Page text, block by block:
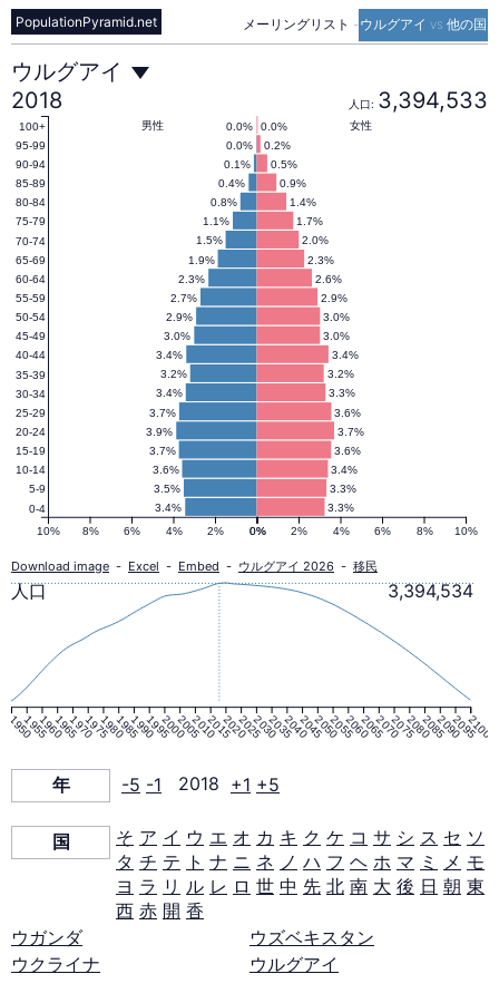
メーリングリスト - ウルグアイ vs 他の国
PopulationPyramid.net
ウ
ル
グ
ア
イ
の
人
口
ピ
ミ
ッ
ド
2018
年
ウルグアイ
2018
人口: 3,394,533
3.3%
3.4%
3.3%
3.5%
3.4%
3.6%
3.6%
3.7%
3.7%
3.9%
3.6%
3.7%
3.3%
3.4%
3.2%
3.2%
3.4%
3.4%
3.0%
3.0%
3.0%
2.9%
2.9%
2.7%
2.6%
2.3%
2.3%
1.9%
2.0%
1.5%
1.7%
1.1%
1.4%
0.8%
0.9%
0.4%
0.5%
0.1%
0.2%
0.0%
0.0%
0.0% 女性
男性
0% 2% 4% 6% 8% 10%
10% 8% 6% 4% 2% 0%
0-4
5-9
10-14
15-19
20-24
25-29
30-34
35-39
40-44
45-49
50-54
55-59
60-64
65-69
70-74
75-79
80-84
85-89
90-94
95-99
100+
Download image - Excel - Embed - ウルグアイ 2026 - 移民
1950195519601965197019751980198519901995200020052010201520202025203020352040204520502055206020652070207520802085209020952100
3,394,534
人口
年 -5 -1 2018 +1 +5
国 そ ア イ ウ エ オ カ キ ク ケ コ サ シ ス セ ソ
タ チ テ ト ナ ニ ネ ノ ハ フ ヘ ホ マ ミ メ モ
ヨ ラ リ ル レ ロ 世 中 先 北 南 大 後 日 朝 東
西 赤 開 香
ウガンダ
ウクライナ
ウズベキスタン
ウルグアイ